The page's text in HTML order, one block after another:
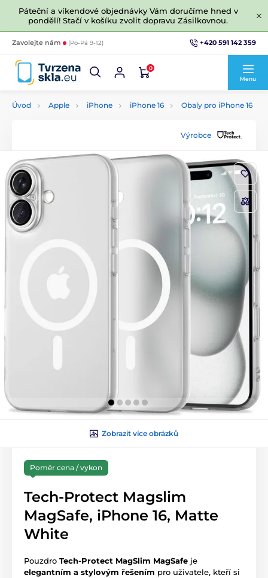
Páteční a víkendové objednávky Vám doručíme hned v
pondělí! Stačí v košíku zvolit dopravu Zásilkovnou.
Zavolejte nám (Po-Pá 9-12) +420 591 142 359
0
Menu
Úvod Apple iPhone iPhone 16 Obaly pro iPhone 16
Výrobce
Zobrazit více obrázků
Poměr cena / vykon
Tech-Protect Magslim
MagSafe, iPhone 16, Matte
White
Pouzdro Tech-Protect MagSlim MagSafe je
elegantním a stylovým řešením pro uživatele, kteří si